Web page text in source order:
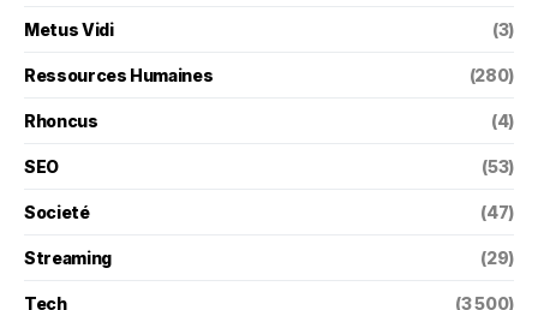
Metus Vidi (3)
Ressources Humaines (280)
Rhoncus (4)
SEO (53)
Societé (47)
Streaming (29)
Tech (3 500)